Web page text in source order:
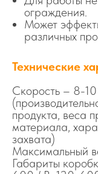
ограждения.
Может
различных
Технические
Скорость – 8-
продукта, веса
материала,
захвата)
Максимальный
Габариты